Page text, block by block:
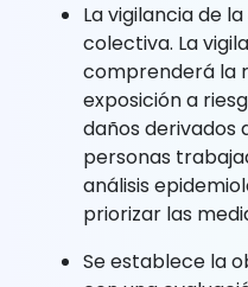
La vigilancia de
colectiva. La
comprenderá la
exposición a
daños derivados
personas
análisis
priorizar las
Se establece la